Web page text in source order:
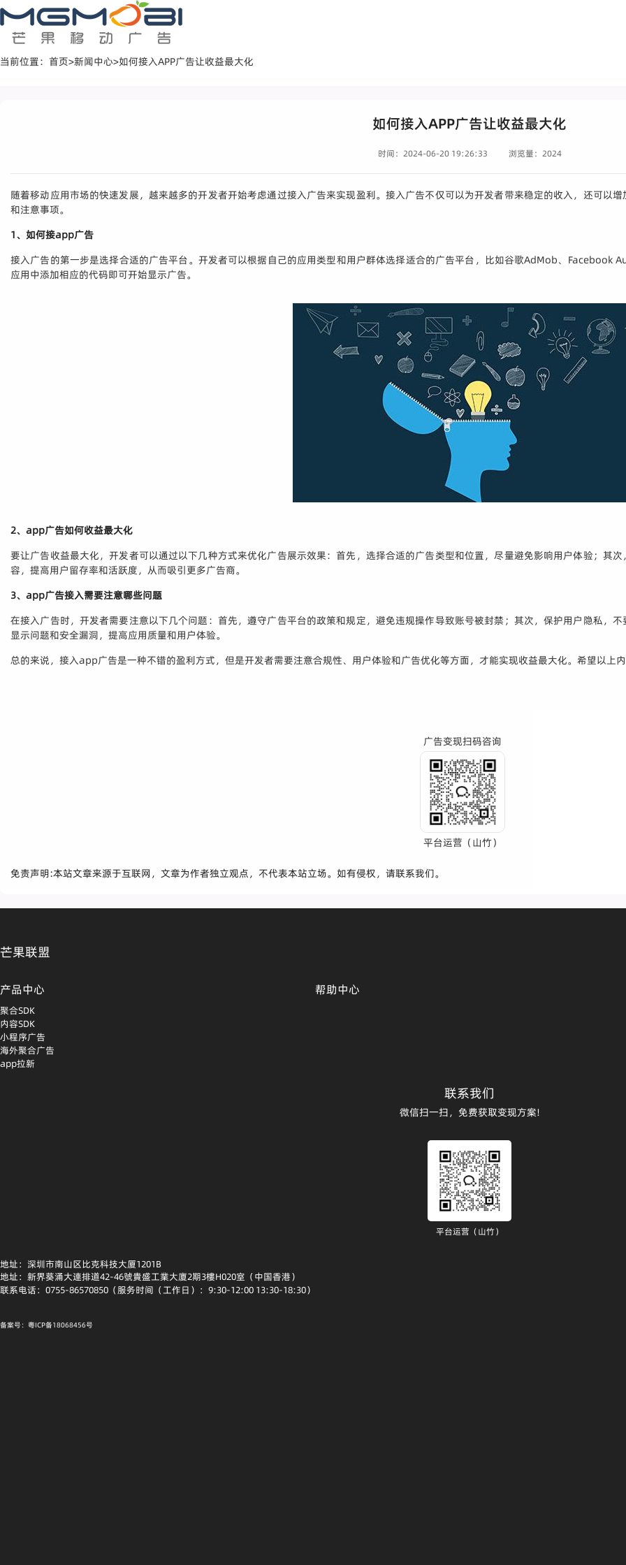
当前位置： 首页>新闻中心>如何接入APP广告让收益最大化
如何接入APP广告让收益最大化
时间：2024-06-20 19:26:33 浏览量：2024
随着移动应用市场的快速发展，越来越多的开发者开始考虑通过接入广告来实现盈利。接入广告不仅可以为开发者带来稳定的收入，还可以
和注意事项。
1、如何接app广告
接入广告的第一步是选择合适的广告平台。开发者可以根据自己的应用类型和用户群体选择适合的广告平台，比如谷歌AdMob、Facebook
应用中添加相应的代码即可开始显示广告。
2、app广告如何收益最大化
要让广告收益最大化，开发者可以通过以下几种方式来优化广告展示效果：首先，选择合适的广告类型和位置，尽量避免影响用户体验；其
容，提高用户留存率和活跃度，从而吸引更多广告商。
3、app广告接入需要注意哪些问题
在接入广告时，开发者需要注意以下几个问题：首先，遵守广告平台的政策和规定，避免违规操作导致账号被封禁；其次，保护用户隐私，
显示问题和安全漏洞，提高应用质量和用户体验。
总的来说，接入app广告是一种不错的盈利方式，但是开发者需要注意合规性、用户体验和广告优化等方面，才能实现收益最大化。希望以上
广告变现扫码咨询
平台运营（山竹）
免责声明:本站文章来源于互联网，文章为作者独立观点，不代表本站立场。如有侵权，请联系我们。
芒果联盟
产品中心
聚合SDK
内容SDK
小程序广告
海外聚合广告
app拉新
帮助中心
联系我们
微信扫一扫，免费获取变现方案!
平台运营（山竹）
地址：深圳市南山区比克科技大厦1201B
地址：新界葵涌大連排道42-46號貴盛工業大廈2期3樓H020室（中国香港）
联系电话：0755-86570850（服务时间（工作日）：9:30-12:00 13:30-18:30）
备案号：粤ICP备18068456号